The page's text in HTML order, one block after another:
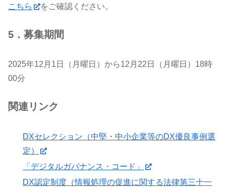
こちら をご確認ください。
5．募集期間
2025年12月1日（月曜日）から12月22日（月曜日）18時
00分
関連リンク
DXセレクション（中堅・中小企業等のDX優良事例選
定）
「デジタルガバナンス・コード」
DX認定制度（情報処理の促進に関する法律第三十一